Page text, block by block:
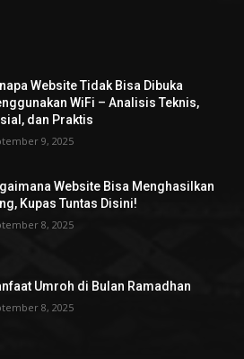
Website Tidak Bisa Dibuka
WiFi – Analisis Teknis,
dan Praktis
9, 2025
Website Bisa Menghasilkan
Kupas Tuntas Disini!
8, 2025
Umroh di Bulan Ramadhan
8, 2025